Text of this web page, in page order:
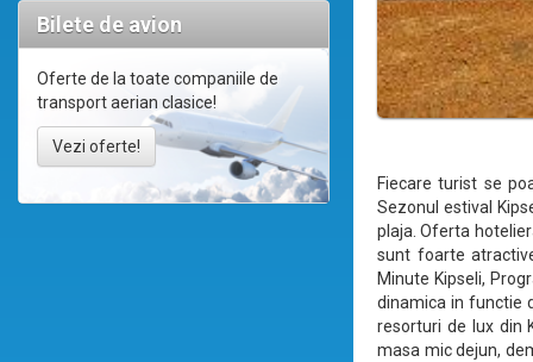
Bilete de avion
Oferte de la toate companiile de
transport aerian clasice!
Vezi oferte!
Fiecare turist se
Sezonul estival
plaja. Oferta
sunt foarte
Minute Kipseli,
dinamica in functie
resorturi de lux din
masa mic dejun,